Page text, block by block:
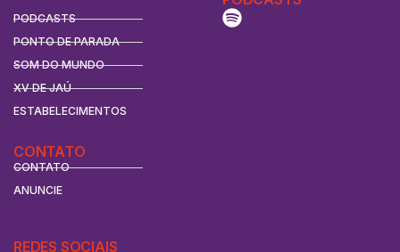
PODCASTS
PONTO DE PARADA
SOM DO MUNDO
XV DE JAÚ
ESTABELECIMENTOS
CONTATO
CONTATO
ANUNCIE
REDES SOCIAIS